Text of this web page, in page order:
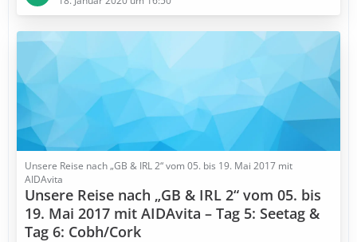
Unsere Reise nach „GB & IRL 2“ vom 05. bis 19. Mai 2017 mit
AIDAvita
Unsere Reise nach „GB & IRL 2“ vom 05. bis
19. Mai 2017 mit AIDAvita – Tag 5: Seetag &
Tag 6: Cobh/Cork